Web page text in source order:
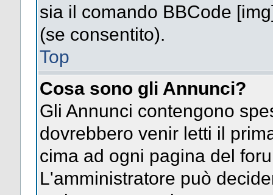
sia il comando BBCode
(se consentito).
Top
Cosa sono gli Annunci?
Gli Annunci contengono
dovrebbero venir letti il
cima ad ogni pagina del
L'amministratore può